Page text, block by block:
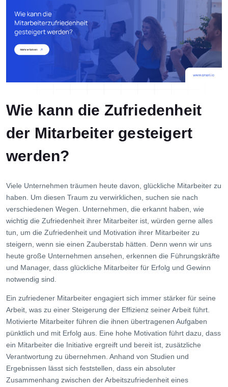
Wie kann die Zufriedenheit
der Mitarbeiter gesteigert
werden?
Viele Unternehmen träumen heute davon, glückliche Mitarbeiter zu
haben. Um diesen Traum zu verwirklichen, suchen sie nach
verschiedenen Wegen. Unternehmen, die erkannt haben, wie
wichtig die Zufriedenheit ihrer Mitarbeiter ist, würden gerne alles
tun, um die Zufriedenheit und Motivation ihrer Mitarbeiter zu
steigern, wenn sie einen Zauberstab hätten. Denn wenn wir uns
heute große Unternehmen ansehen, erkennen die Führungskräfte
und Manager, dass glückliche Mitarbeiter für Erfolg und Gewinn
notwendig sind.
Ein zufriedener Mitarbeiter engagiert sich immer stärker für seine
Arbeit, was zu einer Steigerung der Effizienz seiner Arbeit führt.
Motivierte Mitarbeiter führen die ihnen übertragenen Aufgaben
pünktlich und mit Erfolg aus. Eine hohe Motivation führt dazu, dass
ein Mitarbeiter die Initiative ergreift und bereit ist, zusätzliche
Verantwortung zu übernehmen. Anhand von Studien und
Ergebnissen lässt sich feststellen, dass ein absoluter
Zusammenhang zwischen der Arbeitszufriedenheit eines